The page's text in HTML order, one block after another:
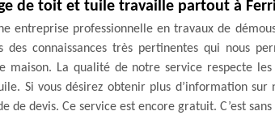
de toit et tuile travaille partout à
entreprise professionnelle en travaux de
connaissances très pertinentes qui nous
maison. La qualité de notre service respecte
Si vous désirez obtenir plus d’information sur
de devis. Ce service est encore gratuit. C’est